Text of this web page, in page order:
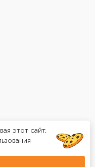
этот сайт,